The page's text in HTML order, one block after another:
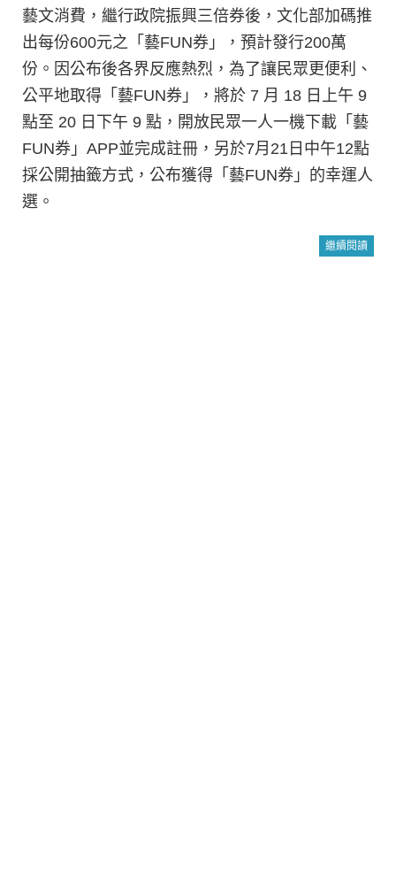
藝文消費，繼行政院振興三倍券後，文化部加碼推
出每份600元之「藝FUN券」，預計發行200萬
份。因公布後各界反應熱烈，為了讓民眾更便利、
公平地取得「藝FUN券」，將於 7 月 18 日上午 9
點至 20 日下午 9 點，開放民眾一人一機下載「藝
FUN券」APP並完成註冊，另於7月21日中午12點
採公開抽籤方式，公布獲得「藝FUN券」的幸運人
選。
繼續閱讀